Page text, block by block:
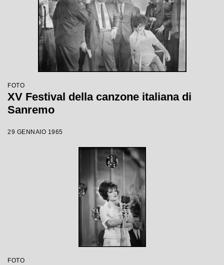
FOTO
XV Festival della canzone italiana di
Sanremo
29 GENNAIO 1965
FOTO